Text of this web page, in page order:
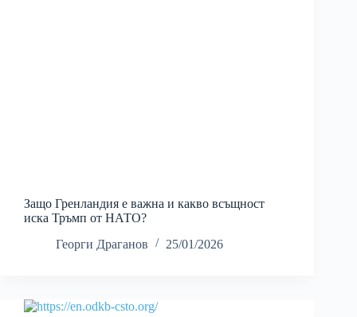
Защо Гренландия е важна и какво всъщност
иска Тръмп от НАТО?
Георги Драганов
25/01/2026